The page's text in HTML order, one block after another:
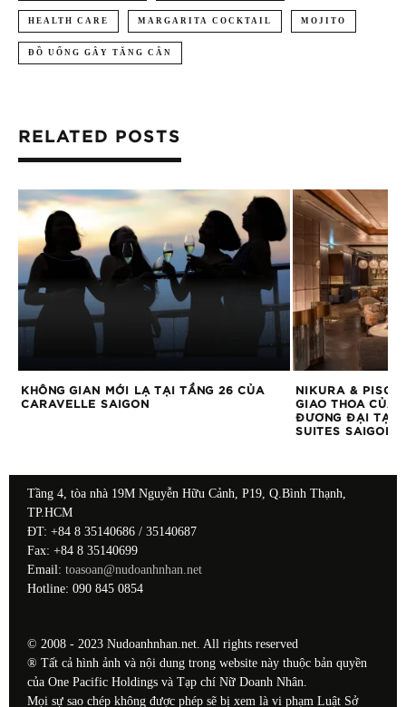
HEALTH CARE MARGARITA COCKTAIL MOJITO
ĐỒ UỐNG GÂY TĂNG CÂN
RELATED POSTS
KHÔNG GIAN MỚI LẠ TẠI TẦNG 26 CỦA
CARAVELLE SAIGON
NIKURA &
GIAO THOA CỦA
ĐƯƠNG ĐẠI TẠI
SUITES SAIGON
Tầng 4, tòa nhà 19M Nguyễn Hữu Cảnh, P19, Q.Bình Thạnh,
TP.HCM
ĐT: +84 8 35140686 / 35140687
Fax: +84 8 35140699
Email: toasoan@nudoanhnhan.net
Hotline: 090 845 0854
© 2008 - 2023 Nudoanhnhan.net. All rights reserved
® Tất cả hình ảnh và nội dung trong website này thuộc bản quyền
của One Pacific Holdings và Tạp chí Nữ Doanh Nhân.
Mọi sự sao chép không được phép sẽ bị xem là vi phạm Luật Sở